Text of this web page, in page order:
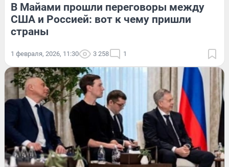
В Майами прошли переговоры между
США и Россией: вот к чему пришли
страны
1 февраля, 2026, 11:30 3 258 1